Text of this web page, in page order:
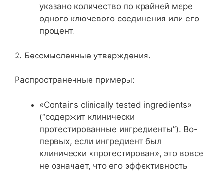
указано количество по крайней мере
одного ключевого соединения или его
процент.
2. Бессмысленные утверждения.
Распространенные примеры:
«Сontains clinically tested ingredients»
(“содержит клинически
протестированные ингредиенты”). Во-
первых, если ингредиент был
клинически «протестирован», это вовсе
не означает, что его эффективность